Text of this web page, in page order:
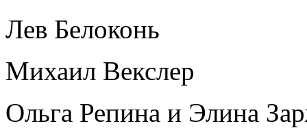
Лев Белоконь
Михаил Векслер
Ольга Репина и Элина